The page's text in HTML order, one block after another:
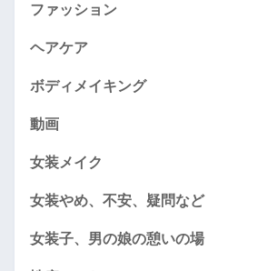
ファッション
ヘアケア
ボディメイキング
動画
女装メイク
女装やめ、不安、疑問など
女装子、男の娘の憩いの場